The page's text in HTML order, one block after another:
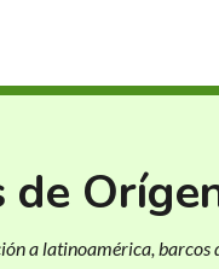
a latinoamérica, barcos